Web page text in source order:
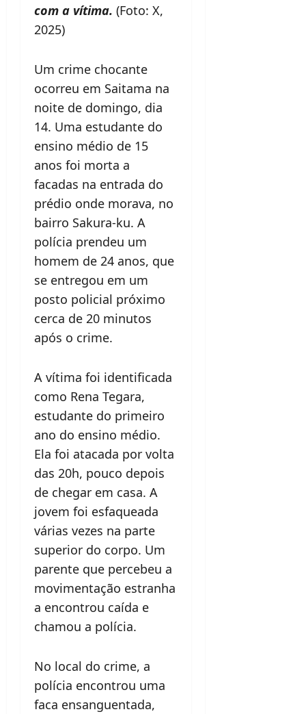
com a vítima. (Foto: X,
2025)
Um crime chocante
ocorreu em Saitama na
noite de domingo, dia
14. Uma estudante do
ensino médio de 15
anos foi morta a
facadas na entrada do
prédio onde morava, no
bairro Sakura-ku. A
polícia prendeu um
homem de 24 anos, que
se entregou em um
posto policial próximo
cerca de 20 minutos
após o crime.
A vítima foi identificada
como Rena Tegara,
estudante do primeiro
ano do ensino médio.
Ela foi atacada por volta
das 20h, pouco depois
de chegar em casa. A
jovem foi esfaqueada
várias vezes na parte
superior do corpo. Um
parente que percebeu a
movimentação estranha
a encontrou caída e
chamou a polícia.
No local do crime, a
polícia encontrou uma
faca ensanguentada,